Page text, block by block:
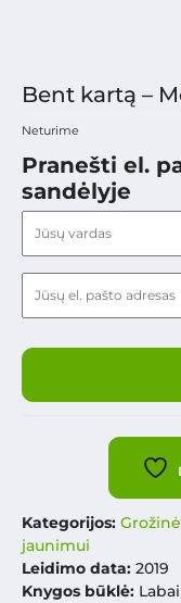
Bent kartą –
Neturime
Pranešti el.
sandėlyje
Kategorijos:
jaunimui
Leidimo data: 2019
Knygos būklė: